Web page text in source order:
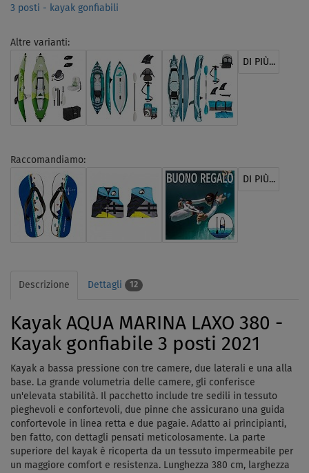
3 posti - kayak gonfiabili
Altre varianti:
DI PIÙ...
Raccomandiamo:
DI PIÙ...
Descrizione Dettagli 12
Kayak AQUA MARINA LAXO 380 -
Kayak gonfiabile 3 posti 2021
Kayak a bassa pressione con tre camere, due laterali e una alla
base. La grande volumetria delle camere, gli conferisce
un'elevata stabilità. Il pacchetto include tre sedili in tessuto
pieghevoli e confortevoli, due pinne che assicurano una guida
confortevole in linea retta e due pagaie. Adatto ai principianti,
ben fatto, con dettagli pensati meticolosamente. La parte
superiore del kayak è ricoperta da un tessuto impermeabile per
un maggiore comfort e resistenza. Lunghezza 380 cm, larghezza